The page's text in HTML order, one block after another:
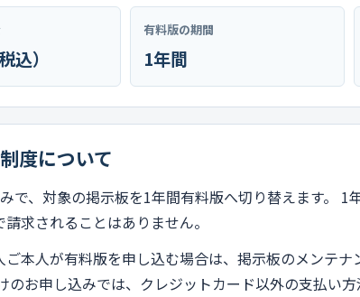
込）
有料版の期間
1年間
度について
で、対象の掲示板を1年間有料版へ切り替えます。 1
求されることはありません。
ご本人が有料版を申し込む場合は、掲示板のメンテ
のお申し込みでは、クレジットカード以外の支払い方